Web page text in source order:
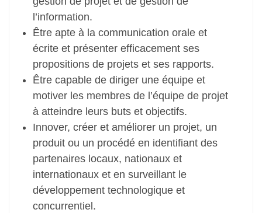
l’information.
Être apte à la communication orale et
écrite et présenter efficacement ses
propositions de projets et ses rapports.
Être capable de diriger une équipe et
motiver les membres de l’équipe de projet
à atteindre leurs buts et objectifs.
Innover, créer et améliorer un projet, un
produit ou un procédé en identifiant des
partenaires locaux, nationaux et
internationaux et en surveillant le
développement technologique et
concurrentiel.